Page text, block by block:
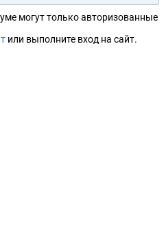
могут только авторизованные
или выполните вход на сайт.